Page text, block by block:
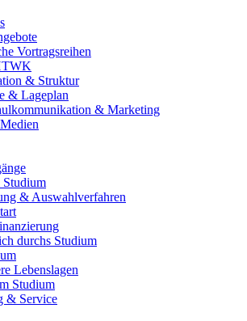
Vortragsreihen
& Struktur
& Lageplan
& Marketing
Studium
& Auswahlverfahren
durchs Studium
Lebenslagen
Studium
& Service